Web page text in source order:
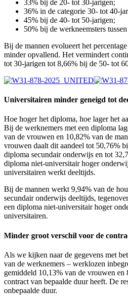
33% bij de 20- tot 30-jarigen;
36% in de categorie 30- tot 40-
45% bij de 40- tot 50-jarigen;
50% bij de werkneemsters
Bij de mannen evolueert het
minder opvallend. Het vermindert
tot 30-jarigen tot 8,66% bij de 50- tot
Universitairen minder geneigd tot
Hoe hoger het diploma, hoe lager het
Bij de werknemers met een diploma
van de vrouwen en 10,82% van de
vrouwen daalt dit aandeel tot 50,76%
diploma secundair onderwijs en tot
diploma niet-universitair hoger
universitairen werkt deeltijds.
Bij de mannen werkt 9,94% van de
secundair onderwijs deeltijds,
een diploma niet-universitair hoger
universitairen.
Minder groot verschil voor de
Als we kijken naar de gegevens met
van de werknemers – werklozen
gemiddeld 10,13% van de vrouwen en
contract van bepaalde duur heeft. De
onbepaalde duur.